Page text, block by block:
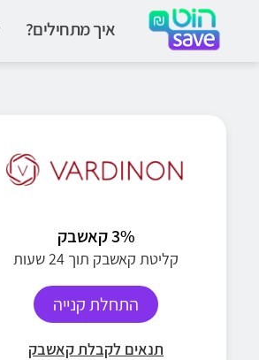
איך מתחילים?
3% קאשבק
קליטת קאשבק תוך 24 שעות
התחלת קנייה
תנאים לקבלת קאשבק